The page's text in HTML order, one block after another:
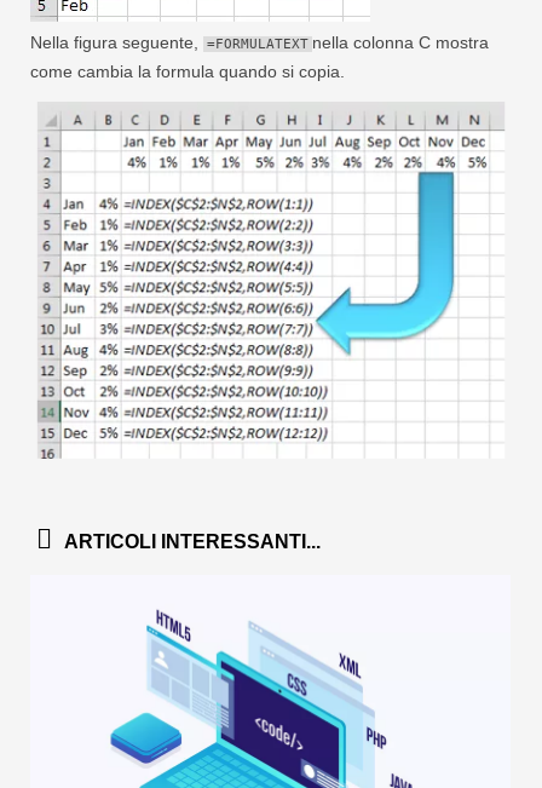
Nella figura seguente, =FORMULATEXT nella colonna C mostra
come cambia la formula quando si copia.
ARTICOLI INTERESSANTI...